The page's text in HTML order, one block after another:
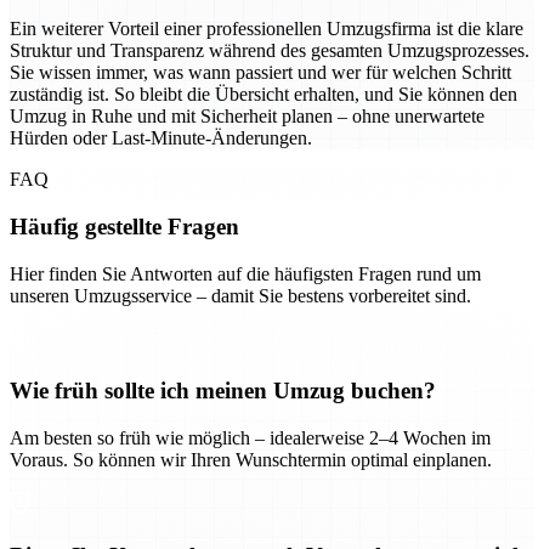
Ein weiterer Vorteil einer professionellen Umzugsfirma ist die klare
Struktur und Transparenz während des gesamten Umzugsprozesses.
Sie wissen immer, was wann passiert und wer für welchen Schritt
zuständig ist. So bleibt die Übersicht erhalten, und Sie können den
Umzug in Ruhe und mit Sicherheit planen – ohne unerwartete
Hürden oder Last-Minute-Änderungen.
FAQ
Häufig gestellte Fragen
Hier finden Sie Antworten auf die häufigsten Fragen rund um
unseren Umzugsservice – damit Sie bestens vorbereitet sind.
Wie früh sollte ich meinen Umzug buchen?
Am besten so früh wie möglich – idealerweise 2–4 Wochen im
Voraus. So können wir Ihren Wunschtermin optimal einplanen.